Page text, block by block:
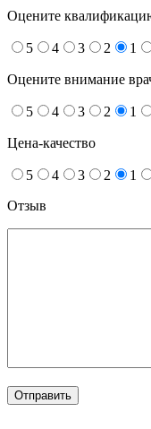
Оцените
5 4 3 2 1
Оцените внимание
5 4 3 2 1
Цена-качество
5 4 3 2 1
Отзыв